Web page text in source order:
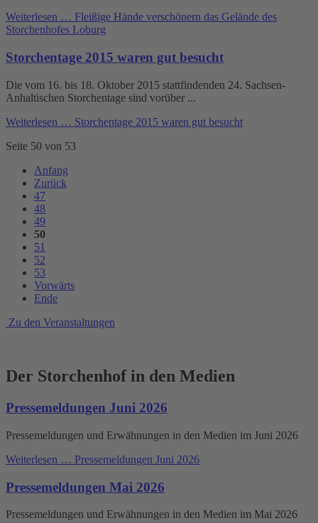
Weiterlesen … Fleißige Hände verschönern das Gelände des
Storchenhofes Loburg
Storchentage 2015 waren gut besucht
Die vom 16. bis 18. Oktober 2015 stattfindenden 24. Sachsen-
Anhaltischen Storchentage sind vorüber ...
Weiterlesen … Storchentage 2015 waren gut besucht
Seite 50 von 53
Anfang
Zurück
47
48
49
50
51
52
53
Vorwärts
Ende
Zu den Veranstaltungen
Der Storchenhof in den Medien
Pressemeldungen Juni 2026
Pressemeldungen und Erwähnungen in den Medien im Juni 2026
Weiterlesen … Pressemeldungen Juni 2026
Pressemeldungen Mai 2026
Pressemeldungen und Erwähnungen in den Medien im Mai 2026